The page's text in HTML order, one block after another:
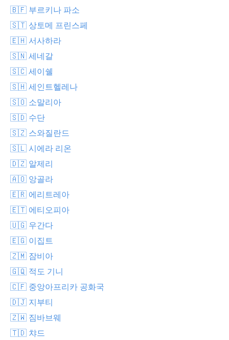
🇧🇫 부르키나 파소
🇸🇹 상토메 프린스페
🇪🇭 서사하라
🇸🇳 세네갈
🇸🇨 세이쉘
🇸🇭 세인트헬레나
🇸🇴 소말리아
🇸🇩 수단
🇸🇿 스와질란드
🇸🇱 시에라 리온
🇩🇿 알제리
🇦🇴 앙골라
🇪🇷 에리트레아
🇪🇹 에티오피아
🇺🇬 우간다
🇪🇬 이집트
🇿🇲 잠비아
🇬🇶 적도 기니
🇨🇫 중앙아프리카 공화국
🇩🇯 지부티
🇿🇼 짐바브웨
🇹🇩 챠드